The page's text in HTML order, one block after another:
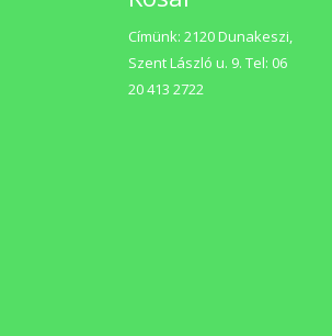
Címünk: 2120 Dunakeszi,
Szent László u. 9. Tel: 06
20 413 2722